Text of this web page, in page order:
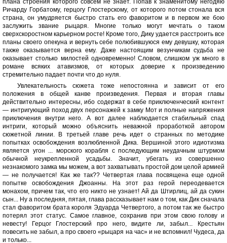
плана строения которого совсем не знает. Попав к знаменитому негодяю
Ричарду Горбатому, герцогу Глостерскому, от которого потом стонала вся
страна, он умудряется быстро стать его фаворитом и в первом же бою
заслужить звание рыцаря. Многие только могут мечтать о таком
сверхскоростном карьерном росте! Кроме того, Дику удается расстроить все
планы своего опекуна и вернуть себе полюбившуюся ему девушку, которая
также оказывается верна ему. Даже настоящим везунчикам судьба не
оказывает столько милостей одновременно! Словом, слишком уж много в
романе всяких атавизмов, от которых доверие к произведению
стремительно падает почти что до нуля.
Увлекательность сюжета тоже непостоянна и зависит от его
положения в общей канве произведения. Первая и вторая главы
действительно интересны, ибо содержат в себе приключенческий контент
— интригующий поход двух персонажей к замку Мот и полные напряжения
приключения внутри него. А вот далее наблюдается стабильный спад
интриги, который можно объяснить неважной проработкой автором
сюжетной линии. В третьей главе речь идет о странных по методике
попытках освобождения возлюбленной Дика. Вершиной этого идиотизма
является угон ... морского корабля с последующим неудачным штурмом
обычной неукрепленной усадьбы. Значит, убегать из совершенно
незнакомого замка мы можем, а вот захватывать простой дом целой армией
— не получается! Как же так?? Четвертая глава посвящена еще одной
попытке освобождения Джоанны. На этот раз герой переодевается
монахом, причем так, что его никто не узнает! Ай да Штирлиц, ай да сукин
сын... Ну а последняя, пятая, глава рассказывает нам о том, как Дик сначала
стал фаворитом брата короля Эдуарда Четвертого, а потом так же быстро
потерял этот статус. Самое главное, сохранив при этом свою голову и
невесту! Герцог Глостерский про него, видите ли, забыл... Крестьян
повесить не забыл, а про своего «рыцаря на час» и не вспомнил! Чудеса, да
и только...